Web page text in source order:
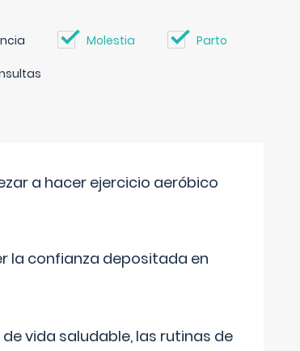
Molestia Parto
a hacer ejercicio aeróbico
la confianza depositada en
vida saludable, las rutinas de